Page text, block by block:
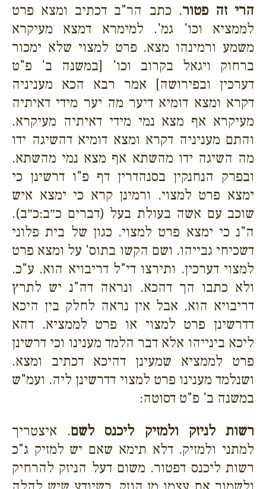
הרי זה פטור. כתב הר"ב דכתיב ומצא פרט
לממציא וכו' גמ'. למימרא דמצא מעיקרא
משמע ורמינהו מצא. פרט למצוי שלא ימכור
ברחוק ויגאל בקרוב וכו' [במשנה ב' פ"ט
דערכין ובפירושה] אמר רבא הכא מעניניה
דקרא ומצא דומיא דיער מה יער מידי דאיתיה
מעיקרא אף מצא נמי מידי דאיתיה מעיקרא.
והתם מעניניה דקרא ומצא דומיא דהשיגה ידו
מה השיגה ידו מהשתא אף מצא נמי מהשתא.
ובפרק הנחנקין בסנהדרין דף פ"ו דרשינן כי
ימצא פרט למצוי. ורמינן קרא כי ימצא איש
שוכב עם אשה בעולת בעל (דברים כ״ב:כ״ב).
ה"נ כי ימצא פרט למצוי. כגון של בית פלוני
דשכיחי גבייהו. ושם הקשו בתוס' על ומצא פרט
למצוי דערכין. ותירצו די"ל דריבויא הוא. ע"כ.
ולא כתבו הך דהכא. ונראה דה"נ יש לתרץ
דריבויא הוא. אבל אין נראה לחלק בין היכא
דדרשינן פרט למצוי או פרט לממציא. דהא
ליכא בינייהו אלא דבר הלמד מענינו וכי דרשינן
פרט לממציא שמעינן דהיכא דכתיב ומצא.
ושנלמד מענינו פרט למצוי דדרשינן ליה. ועמ"ש
במשנה ב' פ"ט דסוטה:
רשות לניזק ולמזיק ליכנס לשם. איצטריך
למתני ולמזיק. דלא תימא שאם יש למזיק ג"כ
רשות ליכנס דפטור. משום דעל הניזק להרחיק